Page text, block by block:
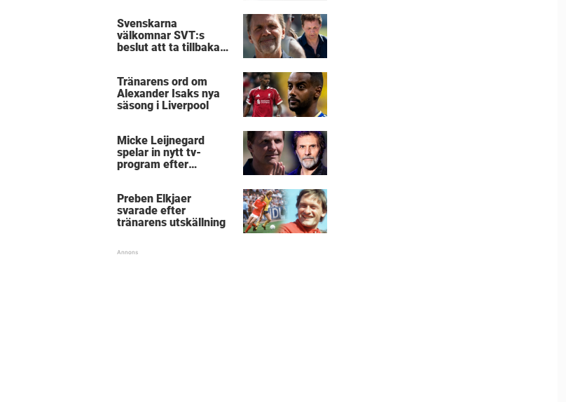
Svenskarna
välkomnar SVT:s
beslut att ta tillbaka
Tränarens ord om
Alexander Isaks nya
säsong i Liverpool
Micke Leijnegard
spelar in nytt tv-
program efter
Preben Elkjaer
svarade efter
tränarens utskällning